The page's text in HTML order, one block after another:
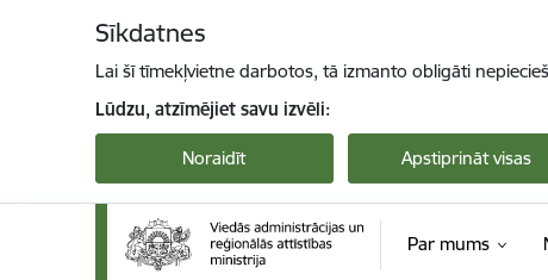
Sīkdatnes
Lai šī tīmekļvietne darbotos, tā izmanto obligāti
Lūdzu, atzīmējiet savu izvēli:
Noraidīt Apstiprināt visas
Par mums